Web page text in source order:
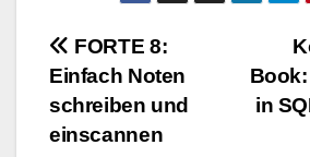
in
FORTE 8:
Einfach Noten
schreiben und
einscannen